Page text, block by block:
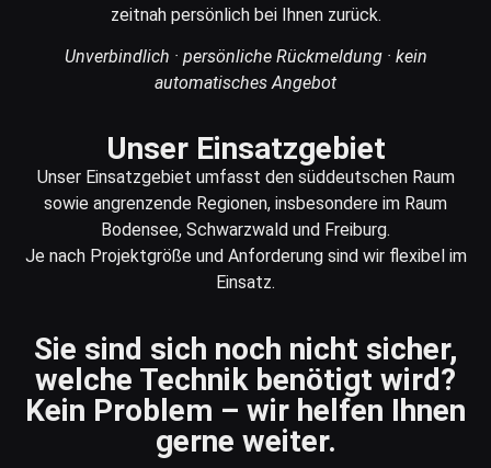
zeitnah persönlich bei Ihnen zurück.
Unverbindlich · persönliche Rückmeldung · kein
automatisches Angebot
Unser Einsatzgebiet
Unser Einsatzgebiet umfasst den süddeutschen Raum
sowie angrenzende Regionen, insbesondere im Raum
Bodensee, Schwarzwald und Freiburg.
Je nach Projektgröße und Anforderung sind wir flexibel im
Einsatz.
Sie sind sich noch nicht sicher,
welche Technik benötigt wird?
Kein Problem – wir helfen Ihnen
gerne weiter.